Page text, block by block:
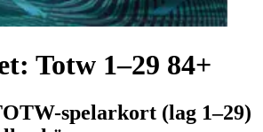
Totw 1–29 84+
spelarkort (lag 1–29)